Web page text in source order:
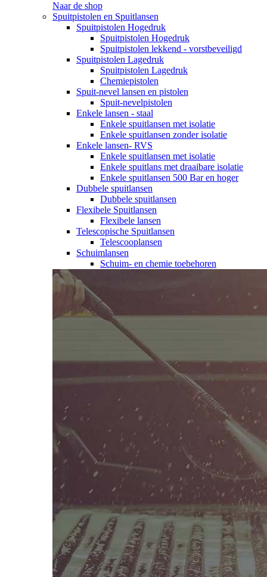
Naar de shop
Spuitpistolen en Spuitlansen
Spuitpistolen Hogedruk
Spuitpistolen Hogedruk
Spuitpistolen lekkend - vorstbeveiligd
Spuitpistolen Lagedruk
Spuitpistolen Lagedruk
Chemiepistolen
Spuit-nevel lansen en pistolen
Spuit-nevelpistolen
Enkele lansen - staal
Enkele spuitlansen met isolatie
Enkele spuitlansen zonder isolatie
Enkele lansen- RVS
Enkele spuitlansen met isolatie
Enkele spuitlans met draaibare isolatie
Enkele spuitlansen 500 Bar en hoger
Dubbele spuitlansen
Dubbele spuitlansen
Flexibele Spuitlansen
Flexibele lansen
Telescopische Spuitlansen
Telescooplansen
Schuimlansen
Schuim- en chemie toebehoren